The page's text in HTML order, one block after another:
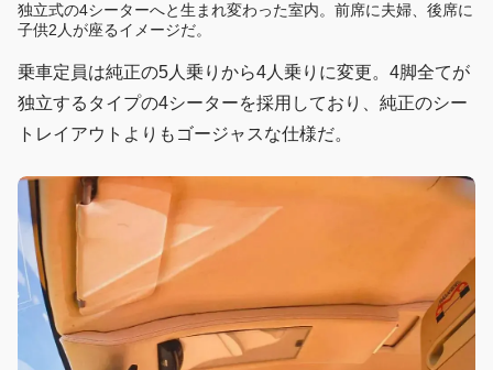
独立式の4シーターへと生まれ変わった室内。前席に夫婦、後席に
子供2人が座るイメージだ。
乗車定員は純正の5人乗りから4人乗りに変更。4脚全てが
独立するタイプの4シーターを採用しており、純正のシー
トレイアウトよりもゴージャスな仕様だ。